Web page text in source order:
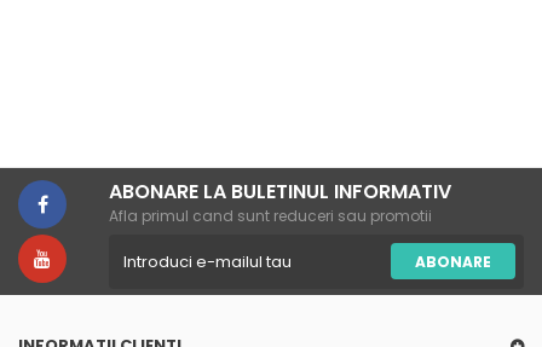
ABONARE LA BULETINUL INFORMATIV
Afla primul cand sunt reduceri sau promotii
ABONARE